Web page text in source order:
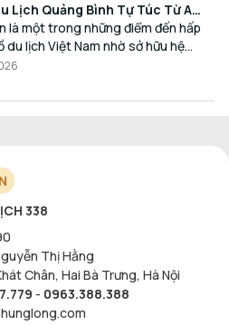
Lịch Quảng Bình Tự Túc Từ A
Nhất
là một trong những điểm đến hấp
du lịch Việt Nam nhờ sở hữu hệ
kỳ vĩ, những bãi biển hoang sơ và
đà bản sắc.
338
Thị Hằng
Chân, Hai Bà Trưng, Hà Nội
- 0963.388.388